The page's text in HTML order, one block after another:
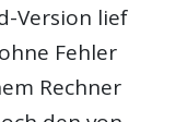
Version lief
Fehler
Rechner